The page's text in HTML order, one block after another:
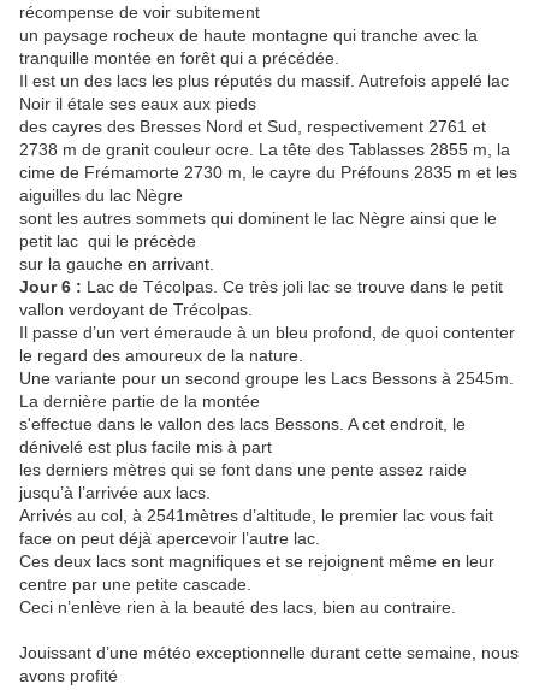
récompense de voir subitement
un paysage rocheux de haute montagne qui tranche avec la
tranquille montée en forêt qui a précédée.
Il est un des lacs les plus réputés du massif. Autrefois appelé lac
Noir il étale ses eaux aux pieds
des cayres des Bresses Nord et Sud, respectivement 2761 et
2738 m de granit couleur ocre. La tête des Tablasses 2855 m, la
cime de Frémamorte 2730 m, le cayre du Préfouns 2835 m et les
aiguilles du lac Nègre
sont les autres sommets qui dominent le lac Nègre ainsi que le
petit lac qui le précède
sur la gauche en arrivant.
Jour 6 : Lac de Técolpas. Ce très joli lac se trouve dans le petit
vallon verdoyant de Trécolpas.
Il passe d’un vert émeraude à un bleu profond, de quoi contenter
le regard des amoureux de la nature.
Une variante pour un second groupe les Lacs Bessons à 2545m.
La dernière partie de la montée
s'effectue dans le vallon des lacs Bessons. A cet endroit, le
dénivelé est plus facile mis à part
les derniers mètres qui se font dans une pente assez raide
jusqu’à l’arrivée aux lacs.
Arrivés au col, à 2541mètres d’altitude, le premier lac vous fait
face on peut déjà apercevoir l’autre lac.
Ces deux lacs sont magnifiques et se rejoignent même en leur
centre par une petite cascade.
Ceci n’enlève rien à la beauté des lacs, bien au contraire.
Jouissant d’une météo exceptionnelle durant cette semaine, nous
avons profité